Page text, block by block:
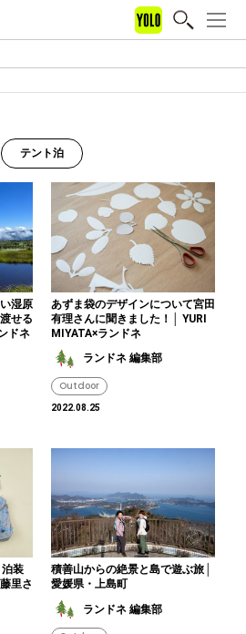
テント泊
湿原
せる
ドネ
あずま袋のデザインについて宮田
有理さんに聞きました！│ YURI
MIYATA×ランドネ
ランドネ 編集部
Outdoor
2022.08.25
泊装
里さ
積善山からの絶景と島で遊ぶ旅│
愛媛県・上島町
ランドネ 編集部